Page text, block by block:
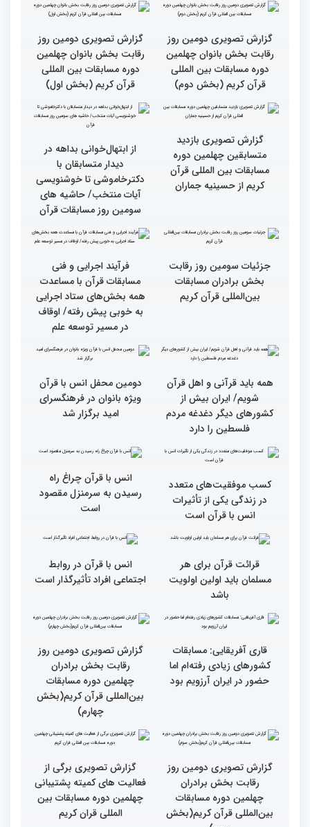
گزارش تصویری نشست
و امور خیریه با هیأت داوران
خواهران و برادران،
متسابقین چهلمین دوره
مسابقات بین المللی قرآن
کریم(بخش دوم)
گزارش تصویری نشست
و امور خیریه با هیأت داوران
خواهران و برادران،
متسابقین چهلمین دوره
مسابقات بین المللی قرآن
کریم(بخش اول)
گزارش تصویری دومین روز
رقابت بخش بانوان چهلمین
دوره مسابقات بین المللی
گزارش تصویری دومین روز
رقابت بخش بانوان چهلمین
دوره مسابقات بین المللی
قرآن کریم (بخش اول)
گزارش تصویری بازدید
متسابقین چهلمین دوره
مسابقات بین المللی قرآن
کریم از حسینیه جماران
از ابتهال‌خوانی بداهه در
دیدار متسابقان با
دکترخاموشی تا خوشنویسی
آیات منتخب/ حاشیه های
سومین روز مسابقات قرآن
جزئیات سومین روز رقابت
بخش برادران مسابقات
بین‌المللی قرآن کریم
فرآیند اجرایی و فنی
مسابقات قرآن با مساعدت
همه بخش‌های ستاد اجرایی
در مسیر توسعه علم
همه باید قرآنی و اهل قرآن
شویم/ ایران بیش از
کشورهای دیگر دغدغه مردم
دومین محفل انس با قرآن
امید برگزار شد
کسب موفقیت‌های متعدد
در زندگی یکی از تأثیرات
رسیدن به سرمنزل مقصود
است
قرائت قرآن برای هر
انس با قرآن در روابط
اجتماعی افراد تأثیرگذار است
قاری آفریقایی: مسابقات
کشورهای زیادی رفته‌ام اما
حضور در ایران آرزویم بود
گزارش تصویری دومین روز
رقابت بخش برادران
چهلمین دوره مسابقات
بین‌المللی قرآن کریم(بخش